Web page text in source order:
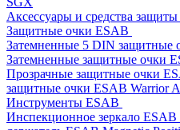
Аксессуары и средства
Защитные очки ESAB
Затемненные 5 DIN защитные
Затемненные защитные очки
Прозрачные защитные очки
защитные очки ESAB Warrior
Инструменты ESAB
Инспекционное зеркало